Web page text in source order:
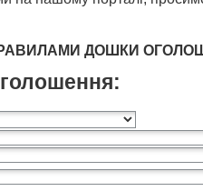
ДОШКИ